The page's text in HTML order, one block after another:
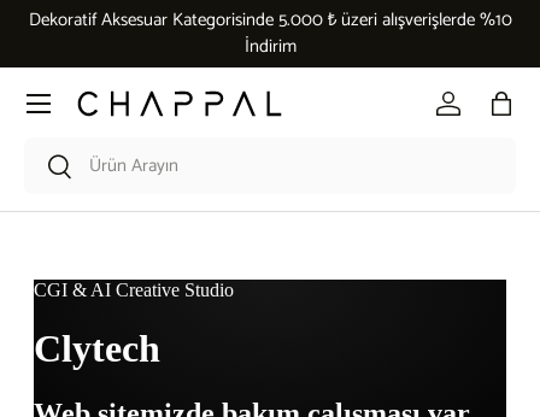
Dekoratif Aksesuar Kategorisinde 5.000 ₺ üzeri alışverişlerde %10
İndirim
Araması kutusu
Ara
Giriş Yap
Menü